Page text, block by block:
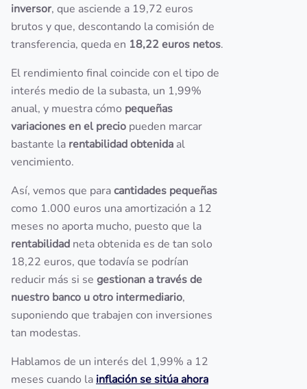
inversor, que asciende a 19,72 euros
brutos y que, descontando la comisión de
transferencia, queda en 18,22 euros netos.
El rendimiento final coincide con el tipo de
interés medio de la subasta, un 1,99%
anual, y muestra cómo pequeñas
variaciones en el precio pueden marcar
bastante la rentabilidad obtenida al
vencimiento.
Así, vemos que paracantidades pequeñas
como 1.000 euros una amortización a 12
meses no aporta mucho, puesto que la
rentabilidad neta obtenida es de tan solo
18,22 euros, que todavía se podrían
reducir más si se gestionan a través de
nuestro banco u otro intermediario,
suponiendo que trabajen con inversiones
tan modestas.
Hablamos de un interés del 1,99% a 12
meses cuando lainflación se sitúa ahora